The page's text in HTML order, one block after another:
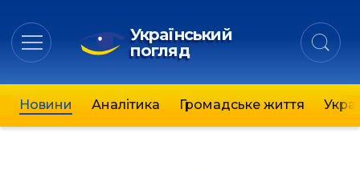
Український
погляд
Новини Аналітика Громадське життя